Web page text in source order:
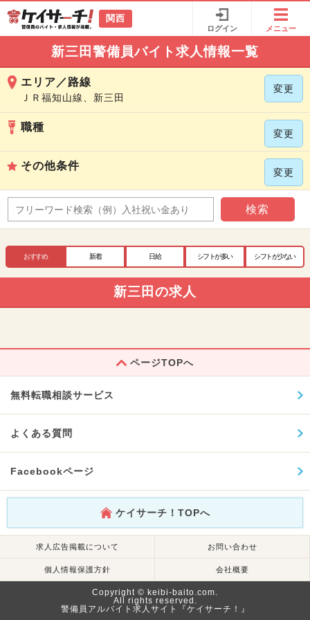
関西
ログイン メニュー
新三田警備員バイト求人情報一覧
エリア／路線
ＪＲ福知山線、新三田
変更
職種
変更
その他条件
変更
検索
おすすめ 新着 日給 シフトが多い シフトが少ない
新三田の求人
ページTOPへ
無料転職相談サービス
よくある質問
Facebookページ
ケイサーチ！TOPへ
求人広告掲載について お問い合わせ
個人情報保護方針 会社概要
Copyright © keibi-baito.com.
All rights reserved.
警備員アルバイト求人サイト『ケイサーチ！』